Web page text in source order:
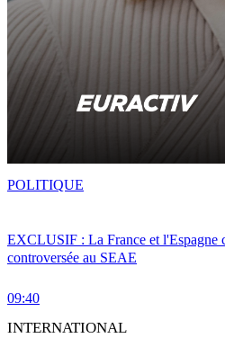
EXCLUSIF : La France et l'Espagne
controversée au SEAE
09:40
POLITIQUE
INTERNATIONAL